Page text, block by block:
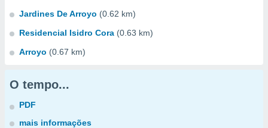
Jardines De Arroyo (0.62 km)
Residencial Isidro Cora (0.63 km)
Arroyo (0.67 km)
O tempo...
PDF
mais informações